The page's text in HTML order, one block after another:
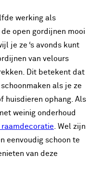
werking als
de open gordijnen mooi
je ze ‘s avonds kunt
van velours
Dit betekent dat
als je ze
huisdieren ophang. Als
weinig onderhoud
raamdecoratie . Wel zijn
eenvoudig schoon te
van deze